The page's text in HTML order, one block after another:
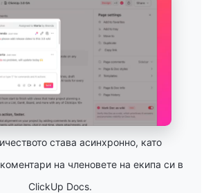
става асинхронно, като
на членовете на екипа си в
ClickUp Docs.